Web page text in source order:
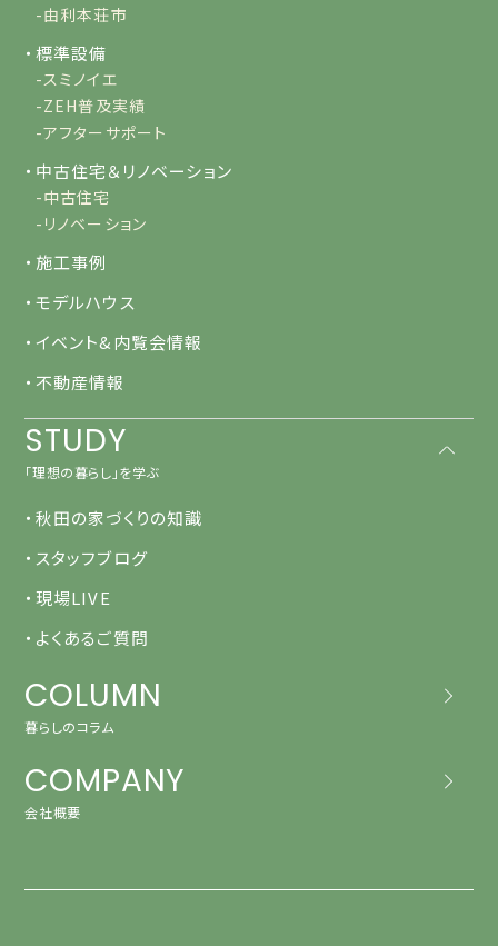
-由利本荘市
・標準設備
-スミノイエ
-ZEH普及実績
-アフターサポート
・中古住宅＆リノベーション
-中古住宅
-リノベーション
・施工事例
・モデルハウス
・イベント&内覧会情報
・不動産情報
STUDY
「理想の暮らし」を学ぶ
・秋田の家づくりの知識
・スタッフブログ
・現場LIVE
・よくあるご質問
COLUMN
暮らしのコラム
COMPANY
会社概要